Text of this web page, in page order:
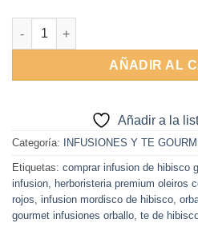
Infusion Mordisco de Hibisco 12
AÑADIR AL
Añadir a la
Categoría: INFUSIONES Y TE
Etiquetas: comprar infusion de hibisco
infusion, herboristeria premium oleiros
rojos, infusion mordisco de hibisco,
gourmet infusiones orballo, te de